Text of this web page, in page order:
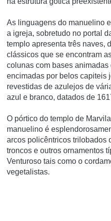
As linguagens do manuelino
a igreja, sobretudo no portal
templo apresenta três naves,
clássicos que se encontram
colunas com bases animadas
encimadas por belos capiteis
revestidas de azulejos de
azul e branco, datados de
O pórtico do templo de
manuelino é
arcos policêntricos trilobados
troncos e outros ornamentos
Venturoso tais como o
vegetalistas.